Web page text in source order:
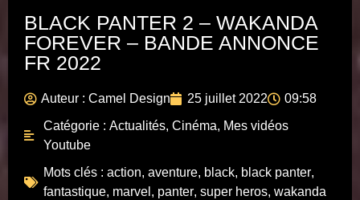
BLACK PANTER 2 – WAKANDA
FOREVER – BANDE ANNONCE
FR 2022
Auteur : Camel Design 25 juillet 2022
09:58
Catégorie : Actualités, Cinéma, Mes vidéos
Youtube
Mots clés : action, aventure, black, black panter,
fantastique, marvel , panter, super heros, wakanda